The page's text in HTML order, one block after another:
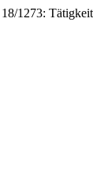
1273: